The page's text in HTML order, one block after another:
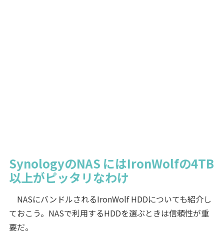
SynologyのNAS にはIronWolfの4TB
以上がピッタリなわけ
NASにバンドルされるIronWolf HDDについても紹介し
ておこう。NASで利用するHDDを選ぶときは信頼性が重
要だ。